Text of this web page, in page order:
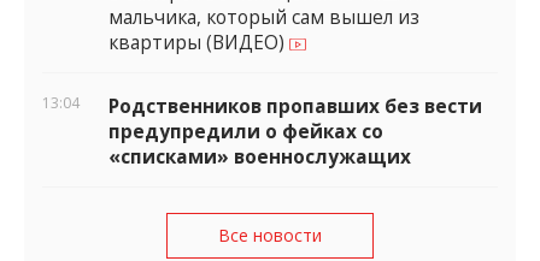
мальчика, который сам вышел из
квартиры (ВИДЕО)
13:04
Родственников пропавших без вести
предупредили о фейках со
«списками» военнослужащих
Все новости